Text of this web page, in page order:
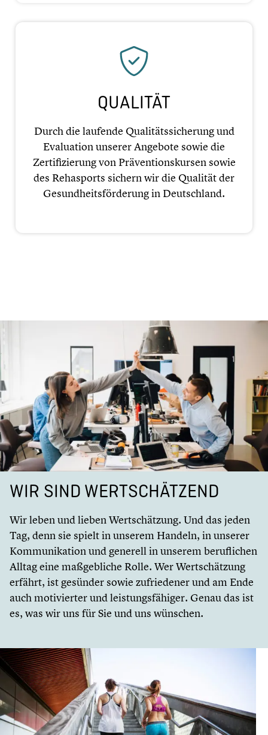
QUALITÄT
Durch die laufende Quali­täts­si­che­rung und
Evalua­tion unserer Angebote sowie die
Zerti­fi­zie­rung von Präven­ti­ons­kur­sen sowie
des Rehasports sichern wir die Qualität der
Gesundheits­förderung in Deutsch­land.
WIR SIND WERTSCHÄT­ZEND
Wir leben und lieben Wertschät­zung. Und das jeden
Tag, denn sie spielt in unserem Handeln, in unserer
Kommu­ni­ka­tion und generell in unserem beruf­li­chen
Alltag eine maßgeb­li­che Rolle. Wer Wertschät­zung
erfährt, ist gesünder sowie zufrie­de­ner und am Ende
auch motivier­ter und leistungs­fä­hi­ger. Genau das ist
es, was wir uns für Sie und uns wünschen.